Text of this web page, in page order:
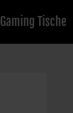
Gaming Tische